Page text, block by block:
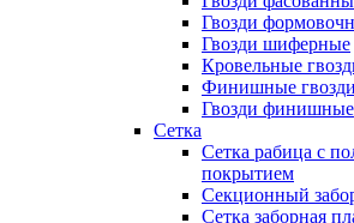
Гвозди
Гвозди шиферные
Кровельные
Финишные гвозди
Гвозди финишные
Сетка
Сетка рабица с
покрытием
Секционный
Сетка заборная